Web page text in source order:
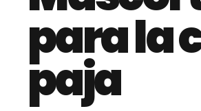
para la
paja